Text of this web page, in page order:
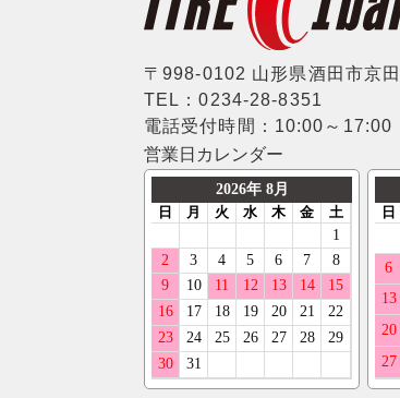
〒998-0102 山形県酒田市京
TEL：0234-28-8351
電話受付時間：10:00～17:00
営業日カレンダー